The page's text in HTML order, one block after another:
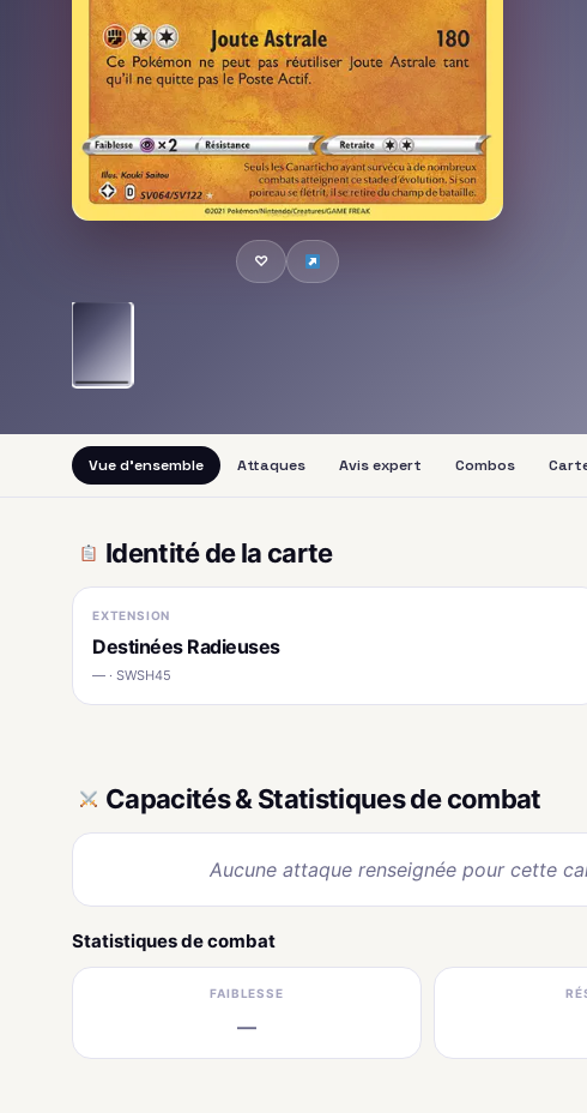
♡
Vue d'ensemble Attaques Avis expert Combos
Identité de la carte
EXTENSION
Destinées Radieuses
— · SWSH45
Capacités & Statistiques de combat
Aucune attaque renseignée pour cette
Statistiques de combat
FAIBLESSE
—